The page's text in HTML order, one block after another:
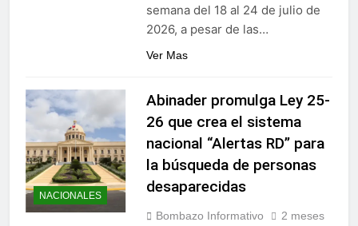
semana del 18 al 24 de julio de
2026, a pesar de las…
Ver Mas
NACIONALES
Abinader promulga Ley 25-
26 que crea el sistema
nacional “Alertas RD” para
la búsqueda de personas
desaparecidas
Bombazo Informativo
2 meses